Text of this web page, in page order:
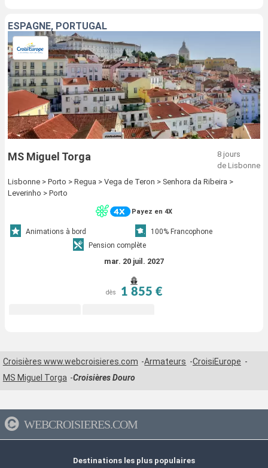
ESPAGNE, PORTUGAL
MS Miguel Torga
8 jours
de Lisbonne
Lisbonne > Porto > Regua > Vega de Teron > Senhora da Ribeira >
Leverinho > Porto
Payez en 4X
Animations à bord
100% Francophone
Pension complète
mar. 20 juil. 2027
dès 1 855 €
Croisières www.webcroisieres.com Armateurs
CroisiEurope
MS Miguel Torga
Croisières Douro
WEBCROISIERES.COM
Destinations les plus populaires